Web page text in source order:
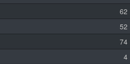
62
52
74
4